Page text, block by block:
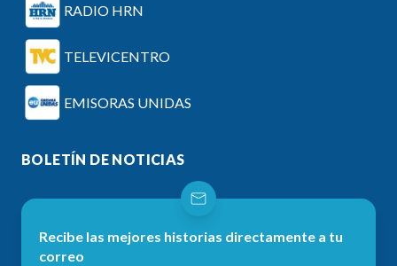
RADIO HRN
TELEVICENTRO
EMISORAS UNIDAS
BOLETÍN DE NOTICIAS
Recibe las mejores historias directamente a tu
correo